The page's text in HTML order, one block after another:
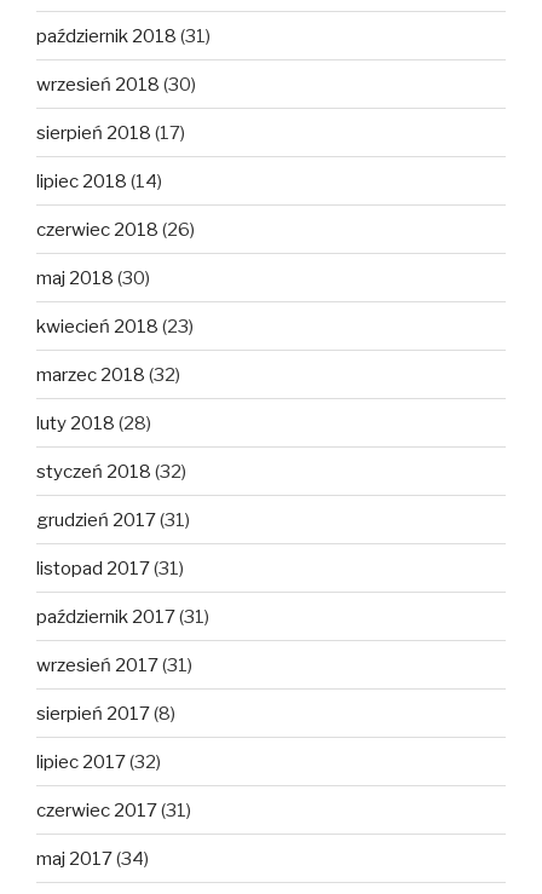
październik 2018 (31)
wrzesień 2018 (30)
sierpień 2018 (17)
lipiec 2018 (14)
czerwiec 2018 (26)
maj 2018 (30)
kwiecień 2018 (23)
marzec 2018 (32)
luty 2018 (28)
styczeń 2018 (32)
grudzień 2017(31)
listopad 2017(31)
październik 2017(31)
wrzesień 2017(31)
sierpień 2017(8)
lipiec 2017(32)
czerwiec 2017(31)
maj 2017(34)